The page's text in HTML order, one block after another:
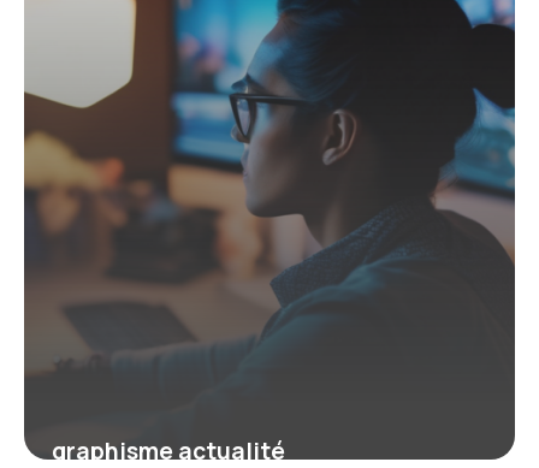
19 mai 2026
graphisme actualité